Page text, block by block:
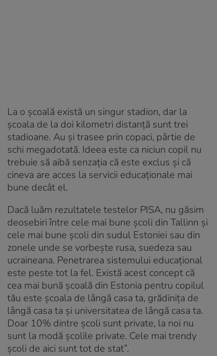
La o școală există un singur stadion, dar la
școala de la doi kilometri distanță sunt trei
stadioane. Au și trasee prin copaci, pârtie de
schi megadotată. Ideea este ca niciun copil nu
trebuie să aibă senzația că este exclus și că
cineva are acces la servicii educaționale mai
bune decât el.
Dacă luăm rezultatele testelor PISA, nu găsim
deosebiri între cele mai bune școli din Tallinn și
cele mai bune școli din sudul Estoniei sau din
zonele unde se vorbește rusa, suedeza sau
ucraineana. Penetrarea sistemului educațional
este peste tot la fel. Există acest concept că
cea mai bună școală din Estonia pentru copilul
tău este școala de lângă casa ta, grădinița de
lângă casa ta și universitatea de lângă casa ta.
Doar 10% dintre școli sunt private, la noi nu
sunt la modă școlile private. Cele mai trendy
școli de aici sunt tot de stat”.